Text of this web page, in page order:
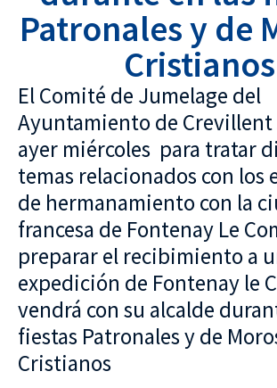
Patronales y de
Cristianos
El Comité de Jumelage del
Ayuntamiento de
ayer miércoles para tratar
temas relacionados con los
de hermanamiento con la
francesa de Fontenay Le
preparar el recibimiento a
expedición de Fontenay le
vendrá con su alcalde
fiestas Patronales y de
Cristianos